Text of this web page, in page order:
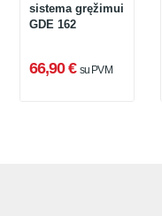
sistema gręžimui
GDE 162
66,90 € su PVM